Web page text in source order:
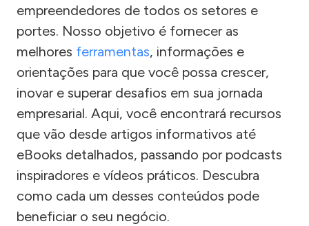
empreendedores de todos os setores e
portes. Nosso objetivo é fornecer as
melhores ferramentas, informações e
orientações para que você possa crescer,
inovar e superar desafios em sua jornada
empresarial. Aqui, você encontrará recursos
que vão desde artigos informativos até
eBooks detalhados, passando por podcasts
inspiradores e vídeos práticos. Descubra
como cada um desses conteúdos pode
beneficiar o seu negócio.